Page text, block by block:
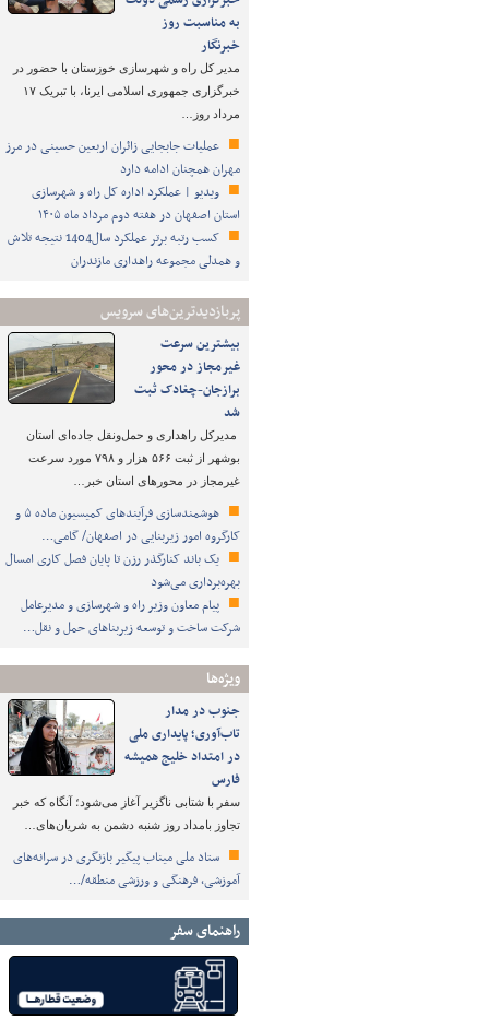
به مناسبت روز
خبرنگار
مدیر کل راه و شهرسازی خوزستان با حضور در
خبرگزاری جمهوری اسلامی ایرنا، با تبریک ۱۷
مرداد روز…
عملیات جابجایی زائران اربعین حسینی در مرز
مهران همچنان ادامه دارد
ویدیو | عملکرد اداره کل راه و شهرسازی
استان اصفهان در هفته دوم مرداد ماه ۱۴۰۵
کسب رتبه برتر عملکرد سال1404 نتیجه تلاش
و همدلی مجموعه راهداری مازندران
پربازدیدترین‌های سرویس
بیشترین سرعت
غیرمجاز در محور
برازجان-چغادک ثبت
شد
مدیرکل راهداری و حمل‌ونقل جاده‌ای استان
بوشهر از ثبت ۵۶۶ هزار و ۷۹۸ مورد سرعت
غیرمجاز در محورهای استان خبر…
هوشمندسازی فرآیندهای کمیسیون ماده ۵ و
کارگروه امور زیربنایی در اصفهان/ گامی…
یک باند کنارگذر رزن تا پایان فصل کاری امسال
بهره‌برداری می‌شود
پیام معاون وزیر راه و شهرسازی و مدیرعامل
شرکت ساخت و توسعه زیربناهای حمل و نقل…
ویژه‌ها
جنوب در مدار
تاب‌آوری؛ پایداری ملی
در امتداد خلیج همیشه
فارس
سفر با شتابی ناگزیر آغاز می‌شود؛ آنگاه که خبر
تجاوز بامداد روز شنبه دشمن به شریان‌های…
ستاد ملی میناب پیگیر بازنگری در سرانه‌های
آموزشی، فرهنگی و ورزشی منطقه/…
راهنمای سفر